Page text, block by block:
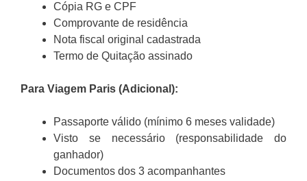
Cópia RG e CPF
Comprovante de residência
Nota fiscal original cadastrada
Termo de Quitação assinado
Para Viagem Paris (Adicional):
Passaporte válido (mínimo 6 meses validade)
Visto se necessário (responsabilidade do
ganhador)
Documentos dos 3 acompanhantes